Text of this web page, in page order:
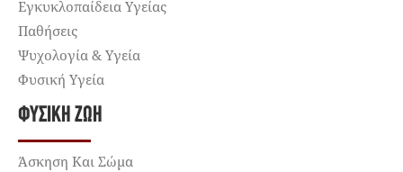
Εγκυκλοπαίδεια Υγείας
Παθήσεις
Ψυχολογία & Υγεία
Φυσική Υγεία
ΦΥΣΙΚΉ ΖΩΉ
Άσκηση Και Σώμα